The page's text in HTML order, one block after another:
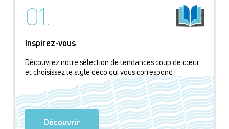
01.
Inspirez-vous
Découvrez notre sélection de tendances coup de cœur
et choisissez le style déco qui vous correspond !
Découvrir